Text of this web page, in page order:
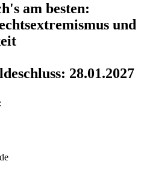
am besten:
und
28.01.2027